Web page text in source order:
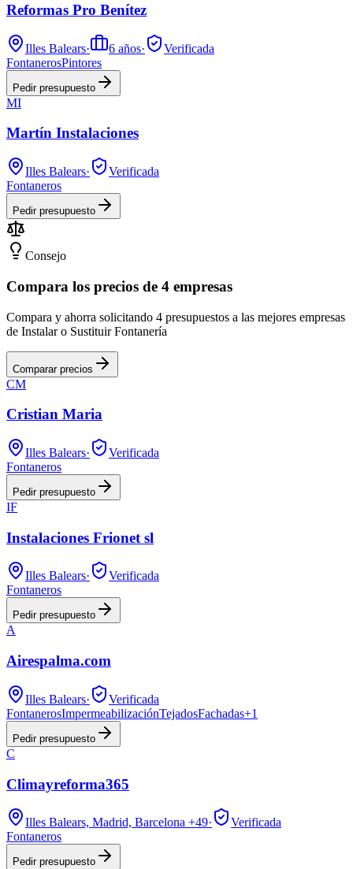
Reformas Pro Benítez
Illes Balears· 6 años·
Verificada
FontanerosPintores
Pedir presupuesto
MI
Martín Instalaciones
Illes Balears·
Verificada
Fontaneros
Pedir presupuesto
Consejo
Compara los precios de 4 empresas
Compara y ahorra solicitando 4 presupuestos a las mejores empresas
de Instalar o Sustituir Fontanería
Comparar precios
CM
Cristian Maria
Illes Balears·
Verificada
Fontaneros
Pedir presupuesto
IF
Instalaciones Frionet sl
Illes Balears·
Verificada
Fontaneros
Pedir presupuesto
A
Airespalma.com
Illes Balears·
Verificada
FontanerosImpermeabilizaciónTejadosFachadas+1
Pedir presupuesto
C
Climayreforma365
Illes Balears, Madrid, Barcelona +49·
Verificada
Fontaneros
Pedir presupuesto